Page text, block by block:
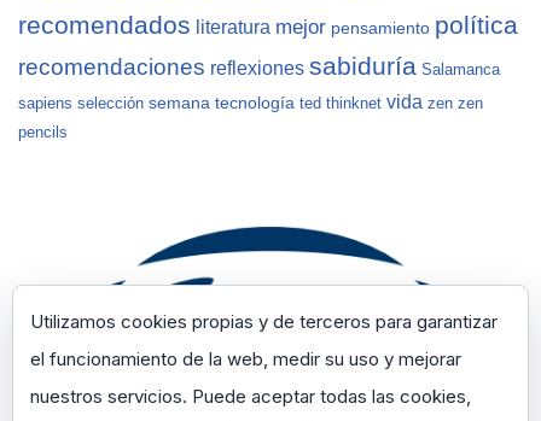
recomendados literatura mejor pensamiento política
recomendaciones reflexiones sabiduría Salamanca
sapiens selección semana tecnología ted thinknet vida zen zen
pencils
Utilizamos cookies propias y de terceros para garantizar
el funcionamiento de la web, medir su uso y mejorar
nuestros servicios. Puede aceptar todas las cookies,